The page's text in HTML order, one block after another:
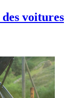
voitures